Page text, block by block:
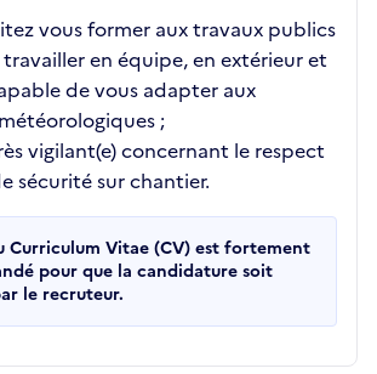
vous former aux travaux publics
en équipe, en extérieur et
de vous adapter aux
;
vigilant(e) concernant le respect
sécurité sur chantier.
Curriculum Vitae (CV) est fortement
pour que la candidature soit
le recruteur.